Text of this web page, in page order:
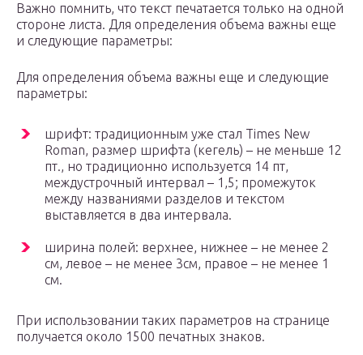
Важно помнить, что текст печатается только на одной
стороне листа. Для определения объема важны еще
и следующие параметры:
Для определения объема важны еще и следующие
параметры:
шрифт: традиционным уже стал Times New
Roman, размер шрифта (кегель) – не меньше 12
пт., но традиционно используется 14 пт,
междустрочный интервал – 1,5; промежуток
между названиями разделов и текстом
выставляется в два интервала.
ширина полей: верхнее, нижнее – не менее 2
см, левое – не менее 3см, правое – не менее 1
см.
При использовании таких параметров на странице
получается около 1500 печатных знаков.